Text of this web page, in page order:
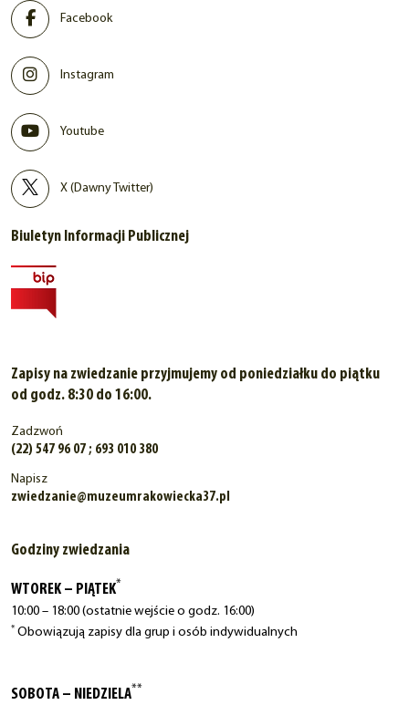
Facebook
Instagram
Youtube
X (Dawny Twitter)
Biuletyn Informacji Publicznej
Zapisy na zwiedzanie przyjmujemy od poniedziałku do piątku
od godz. 8:30 do 16:00.
Zadzwoń
(22) 547 96 07 ; 693 010 380
Napisz
zwiedzanie@muzeumrakowiecka37.pl
Godziny zwiedzania
WTOREK – PIĄTEK*
10:00 – 18:00 (ostatnie wejście o godz. 16:00)
* Obowiązują zapisy dla grup i osób indywidualnych
SOBOTA – NIEDZIELA**